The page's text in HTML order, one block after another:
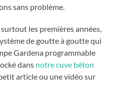
sans problème.
les premières années,
de goutte à goutte qui
Gardena programmable
dans notre cuve béton
article ou une vidéo sur